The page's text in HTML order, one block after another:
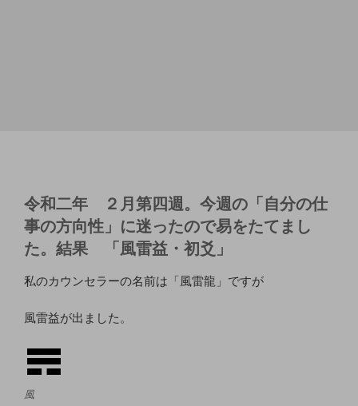
令和二年 ２月第四週。今週の「自分の仕
事の方向性」に迷ったので易をたてまし
た。結果 「風雷益・初爻」
私のカウンセラーの名前は「風雷龍」ですが
風雷益が出ました。
風